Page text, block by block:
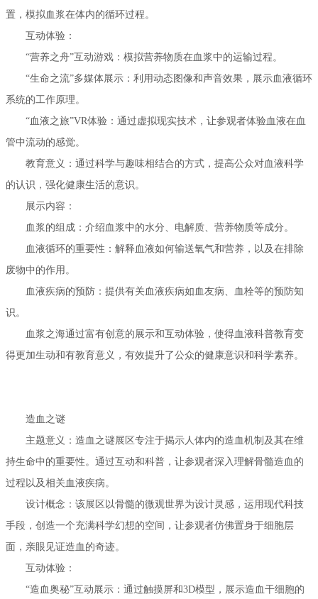
置，模拟血浆在体内的循环过程。
互动体验：
“营养之舟”互动游戏：模拟营养物质在血浆中的运输过程。
“生命之流”多媒体展示：利用动态图像和声音效果，展示血液循环
系统的工作原理。
“血液之旅”VR体验：通过虚拟现实技术，让参观者体验血液在血
管中流动的感觉。
教育意义：通过科学与趣味相结合的方式，提高公众对血液科学
的认识，强化健康生活的意识。
展示内容：
血浆的组成：介绍血浆中的水分、电解质、营养物质等成分。
血液循环的重要性：解释血液如何输送氧气和营养，以及在排除
废物中的作用。
血液疾病的预防：提供有关血液疾病如血友病、血栓等的预防知
识。
血浆之海通过富有创意的展示和互动体验，使得血液科普教育变
得更加生动和有教育意义，有效提升了公众的健康意识和科学素养。
造血之谜
主题意义：造血之谜展区专注于揭示人体内的造血机制及其在维
持生命中的重要性。通过互动和科普，让参观者深入理解骨髓造血的
过程以及相关血液疾病。
设计概念：该展区以骨髓的微观世界为设计灵感，运用现代科技
手段，创造一个充满科学幻想的空间，让参观者仿佛置身于细胞层
面，亲眼见证造血的奇迹。
互动体验：
“造血奥秘”互动展示：通过触摸屏和3D模型，展示造血干细胞的